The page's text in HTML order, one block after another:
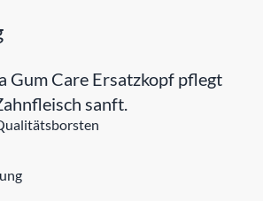
Gum Care Ersatzkopf pflegt
sanft.